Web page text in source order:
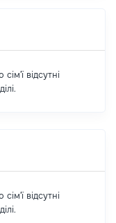
відсутні
відсутні